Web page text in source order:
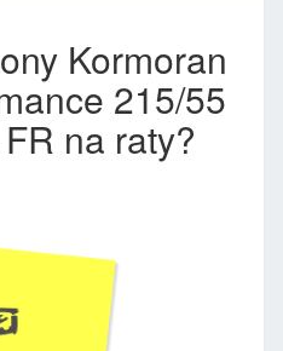
Kormoran
215/55
na raty?